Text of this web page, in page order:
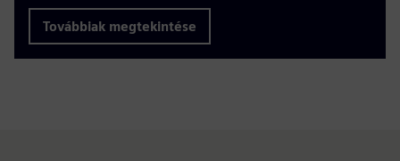
Továbbiak megtekintése